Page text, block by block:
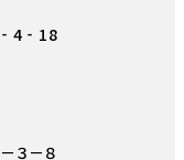
３－８